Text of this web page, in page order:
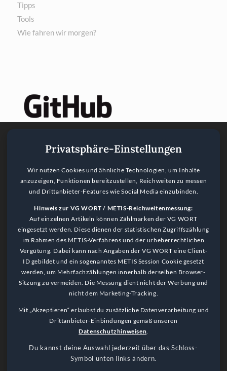
Tipps
Tools
Wie fahren wir morgen?
Language Notice
This website is primarily in German. Please use a browser plugin
for translation.
Privatsphäre-Einstellungen
Wir nutzen Cookies und ähnliche Technologien, um Inhalte
anzuzeigen, Funktionen bereitzustellen, Reichweiten zu messen
und Drittanbieter-Features wie Social Media einzubinden.
Hinweis zur VG WORT / METIS-Reichweitenmessung:
Auf einzelnen Artikeln können Zählmarken der VG WORT
eingesetzt werden. Diese dienen der statistischen Zugriffszählung
im Rahmen des METIS-Verfahrens und der urheberrechtlichen
Vergütung. Dabei kann nach Angaben der VG WORT eine Client-
ID gebildet und ein sogenanntes METIS Session Cookie gesetzt
werden, um Mehrfachzählungen innerhalb derselben Browser-
Sitzung zu vermeiden. Die Messung dient nicht der Werbung und
nicht dem Marketing-Tracking.
Mit „Akzeptieren“ erlaubst du zusätzliche Datenverarbeitung und
Drittanbieter-Einbindungen gemäß unseren
Datenschutzhinweisen.
Du kannst deine Auswahl jederzeit über das Schloss-
Symbol unten links ändern.